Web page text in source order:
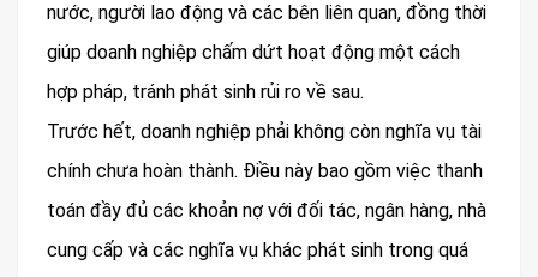
nước, người lao động và các bên liên quan, đồng thời
giúp doanh nghiệp chấm dứt hoạt động một cách
hợp pháp, tránh phát sinh rủi ro về sau.
Trước hết, doanh nghiệp phải không còn nghĩa vụ tài
chính chưa hoàn thành. Điều này bao gồm việc thanh
toán đầy đủ các khoản nợ với đối tác, ngân hàng, nhà
cung cấp và các nghĩa vụ khác phát sinh trong quá